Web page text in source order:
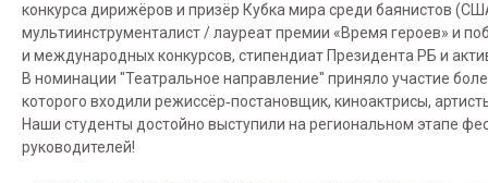
конкурса дирижёров и призёр Кубка мира среди баянистов
мультиинструменталист / лауреат премии «Время героев» и
и международных конкурсов, стипендиат Президента РБ и
В номинации "Театральное направление" приняло участие
которого входили режиссёр‑постановщик, киноактрисы,
Наши студенты достойно выступили на региональном этапе
руководителей!